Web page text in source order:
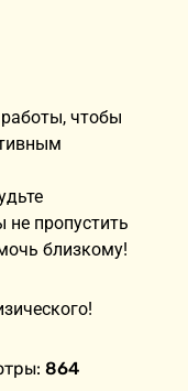
чтобы
не пропустить
близкому!
864